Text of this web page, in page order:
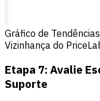
Gráfico de
Vizinhança do
Etapa 7: Avalie
Suporte